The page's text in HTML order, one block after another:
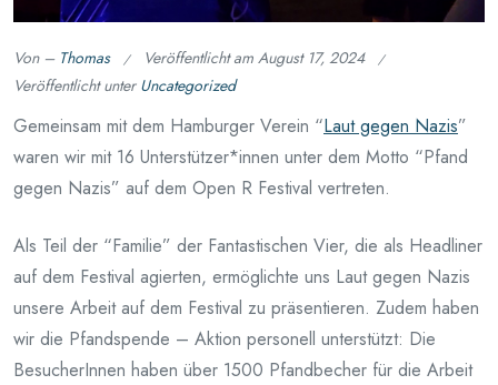
Von – Thomas Veröffentlicht am August 17, 2024
Veröffentlicht unter Uncategorized
Gemeinsam mit dem Hamburger Verein “Laut gegen Nazis”
waren wir mit 16 Unterstützer*innen unter dem Motto “Pfand
gegen Nazis” auf dem Open R Festival vertreten.
Als Teil der “Familie” der Fantastischen Vier, die als Headliner
auf dem Festival agierten, ermöglichte uns Laut gegen Nazis
unsere Arbeit auf dem Festival zu präsentieren. Zudem haben
wir die Pfandspende – Aktion personell unterstützt: Die
BesucherInnen haben über 1500 Pfandbecher für die Arbeit